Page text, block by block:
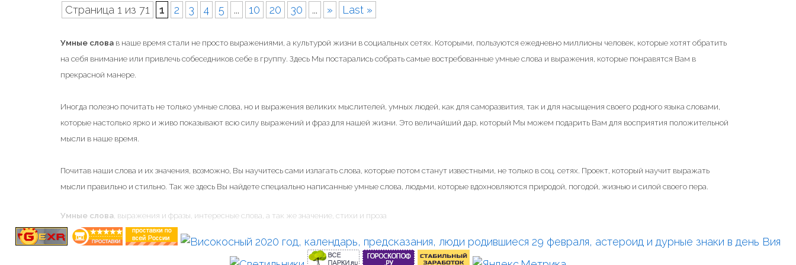
т
…
"
Страница 1 из 71 1 2 3 4 5 ... 10 20 30 ... » Last »
Умные слова в наше время стали не просто выражениями, а культурой жизни в социальных сетях. Которыми, пользуются ежедневно миллионы человек, которые хотят обратить
на себя внимание или привлечь собеседников себе в группу. Здесь Мы постарались собрать самые востребованные умные слова и выражения, которые понравятся Вам в
прекрасной манере.
Иногда полезно почитать не только умные слова, но и выражения великих мыслителей, умных людей, как для саморазвития, так и для насыщения своего родного языка словами,
которые настолько ярко и живо показывают всю силу выражений и фраз для нашей жизни. Это величайший дар, который Мы можем подарить Вам для восприятия положительной
мысли в наше время.
Почитав наши слова и их значения, возможно, Вы научитесь сами излагать слова, которые потом станут известными, не только в соц. сетях. Проект, который научит выражать
мысли правильно и стильно. Так же здесь Вы найдете специально написанные умные слова, людьми, которые вдохновляются природой, погодой, жизнью и силой своего пера.
Умные слова , выражения и фразы, интересные слова, а так же значение, стихи и проза